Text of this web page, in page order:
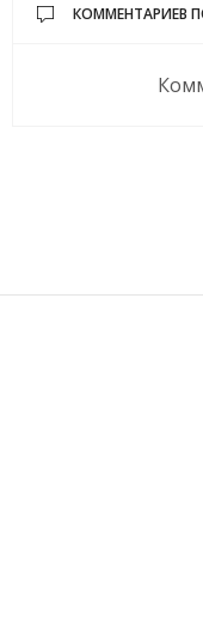
КОММЕНТАРИЕВ